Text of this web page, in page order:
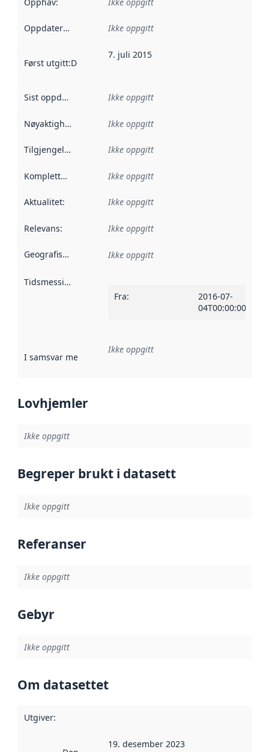
Oppdateringsfrekvens :
Ikke oppgitt
Først utgitt:Denne datoen sier når dataene i dette
7. juli 2015
Sist oppdatert Ikke oppgitt
Nøyaktighet Ikke oppgitt
Tilgjengelighet Ikke oppgitt
Kompletthet Ikke oppgitt
Aktualitet: Ikke oppgitt
Relevans: Ikke oppgitt
Geografisk avgrensning :
Ikke oppgitt
Tidsmessig avgrensning
Fra:
2016-07-
04T00:00:00Z
I samsvar med Referanse til en implementasjonsregel
Ikke oppgitt
Lovhjemler
Ikke oppgitt
Begreper brukt i datasett
Ikke oppgitt
Referanser
Ikke oppgitt
Gebyr
Ikke oppgitt
Om datasettet
Utgiver:
19. desember 2023